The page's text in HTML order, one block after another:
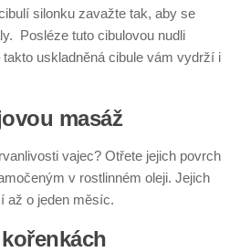
silonku zavažte tak, aby se
Posléze tuto cibulovou nudli
uskladněná cibule vám vydrží i
masáž
vajec? Otřete jejich povrch
v rostlinném oleji. Jejich
až o jeden měsíc.